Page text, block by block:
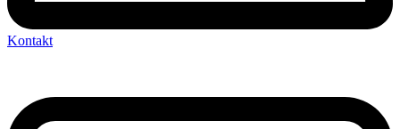
Kontakt